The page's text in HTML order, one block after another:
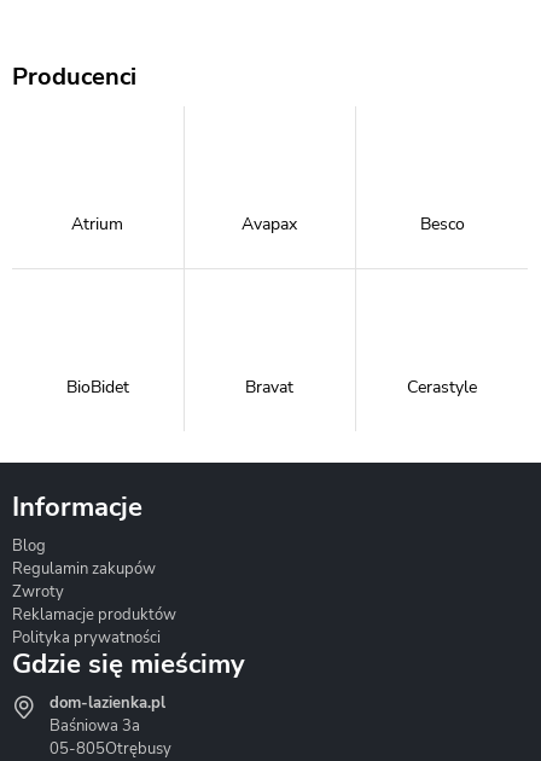
Producenci
Atrium Avapax Besco
BioBidet Bravat Cerastyle
Hydrostop
Informacje
Blog
Regulamin zakupów
Zwroty
Reklamacje produktów
Polityka prywatności
Gdzie się mieścimy
dom-lazienka.pl
Baśniowa 3a
05-805Otrębusy